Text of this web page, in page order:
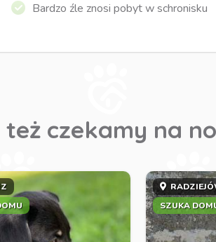
Bardzo źle znosi pobyt w schronisku
też czekamy na
SZUKA